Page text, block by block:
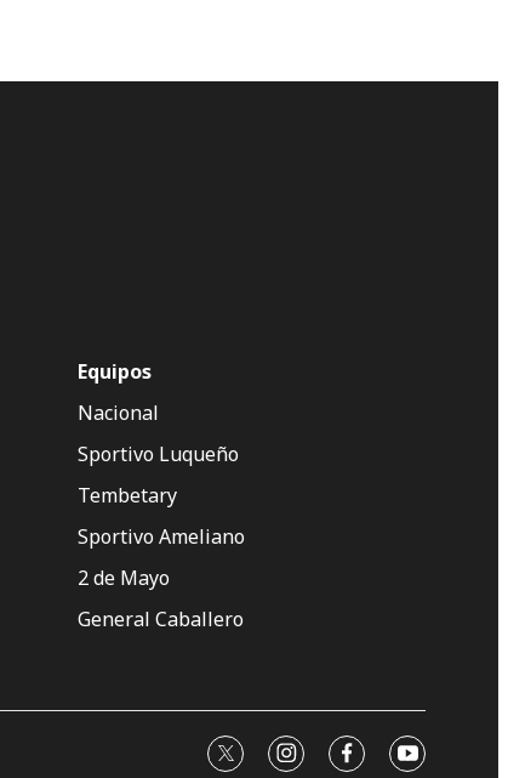
Equipos
Nacional
Sportivo Luqueño
Tembetary
Sportivo Ameliano
2 de Mayo
General Caballero
twitterinstagram
facebookyoutube